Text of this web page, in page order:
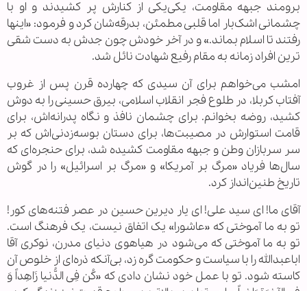
برومند جبهه مقاومت، یکی‌یکی از کنارش پر کشیدند و او با
چشمانی اشک‌بار اما قلبی مطمئن، بدرقه‌شان کرد و فرمود: «اینها
رفتند تا اسلام بماند.» و در آخر خودش چون جدش به دست شقی
ترین افراد زمانه به مقام رفیع شهادت نائل شد.
امشب می‌خواهم برای آن سیدی که چهارده قرن پس از غروب
آفتاب کربلا، در طلوع فجر انقلاب اسلامی، بیرق حسینی را به دوش
کشید، روضه بخوانم. برای چشمان نافذ و نگاه پدرانه‌اش، برای
قامت استوارش در مصیبت‌ها، برای دستان بوسه‌زدنی‌اش که بر
سر سربازان وطن و جبهه مقاومت کشیده شد، برای حنجره‌ای که
سال‌ها فریاد «مرگ بر آمریکا» و «مرگ بر اسرائیل» را در گوش
تاریخ طنین‌انداز کرد.
آقای ما! ای سید علی! ای یار دیرین حسین در عصر فتنه‌های کور!
تو به ما آموختی که «عاشورا» یک اتفاق نیست، یک فرهنگ است.
تو به ما آموختی که می‌شود در هیاهوی دنیای مدرن، نوکری آقا
اباعبدالله را با سیاست و حکومت گره زد، بی‌آنکه ذره‌ای از خلوص آن
کاسته شود. تو با عمل خود نشان دادی که «کُن فِی الدُّنیا زَاهِداً وَ